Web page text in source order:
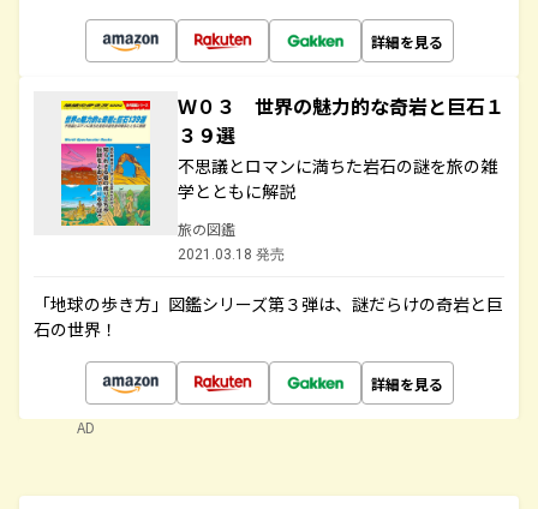
詳細を見る
Ｗ０３ 世界の魅力的な奇岩と巨石１
３９選
不思議とロマンに満ちた岩石の謎を旅の雑
学とともに解説
旅の図鑑
2021.03.18 発売
「地球の歩き方」図鑑シリーズ第３弾は、謎だらけの奇岩と巨
石の世界！
詳細を見る
AD